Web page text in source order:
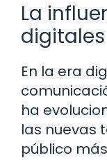
La
digitales
En la era
ha
las nuevas
público